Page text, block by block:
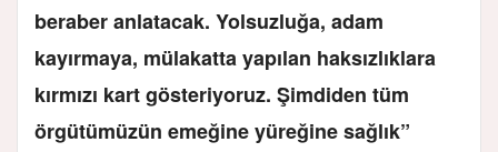
beraber anlatacak. Yolsuzluğa, adam
kayırmaya, mülakatta yapılan haksızlıklara
kırmızı kart gösteriyoruz. Şimdiden tüm
örgütümüzün emeğine yüreğine sağlık”